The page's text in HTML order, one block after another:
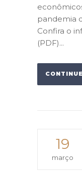
pandemia
Confira o
(PDF)...
19
março